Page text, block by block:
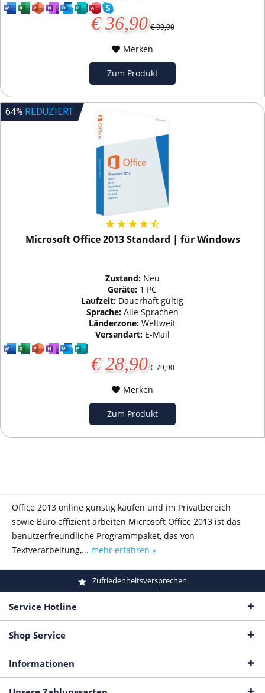
€ 36,90 € 99,90
Merken
Zum Produkt
64% REDUZIERT
Microsoft Office 2013 Standard | für Windows
Zustand: Neu
Geräte: 1 PC
Laufzeit: Dauerhaft gültig
Sprache: Alle Sprachen
Länderzone:Weltweit
Versandart: E-Mail
€ 28,90 € 79,90
Merken
Zum Produkt
Office 2013 online günstig kaufen und im Privatbereich
sowie Büro effizient arbeiten Microsoft Office 2013 ist das
benutzerfreundliche Programmpaket, das von
Textverarbeitung,... mehr erfahren »
Zufriedenheitsversprechen
Service Hotline
Shop Service
Informationen